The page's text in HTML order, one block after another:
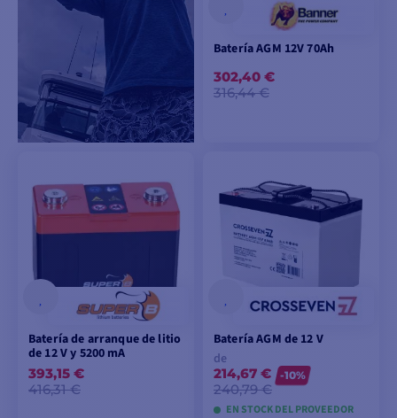
Batería AGM 12V 70Ah
302,40 €
316,44 €
Batería de arranque de litio
de 12 V y 5200 mA
393,15 €
416,31 €
Batería AGM de 12 V
de
214,67 €
240,79 €
-10%
EN STOCK DEL PROVEEDOR